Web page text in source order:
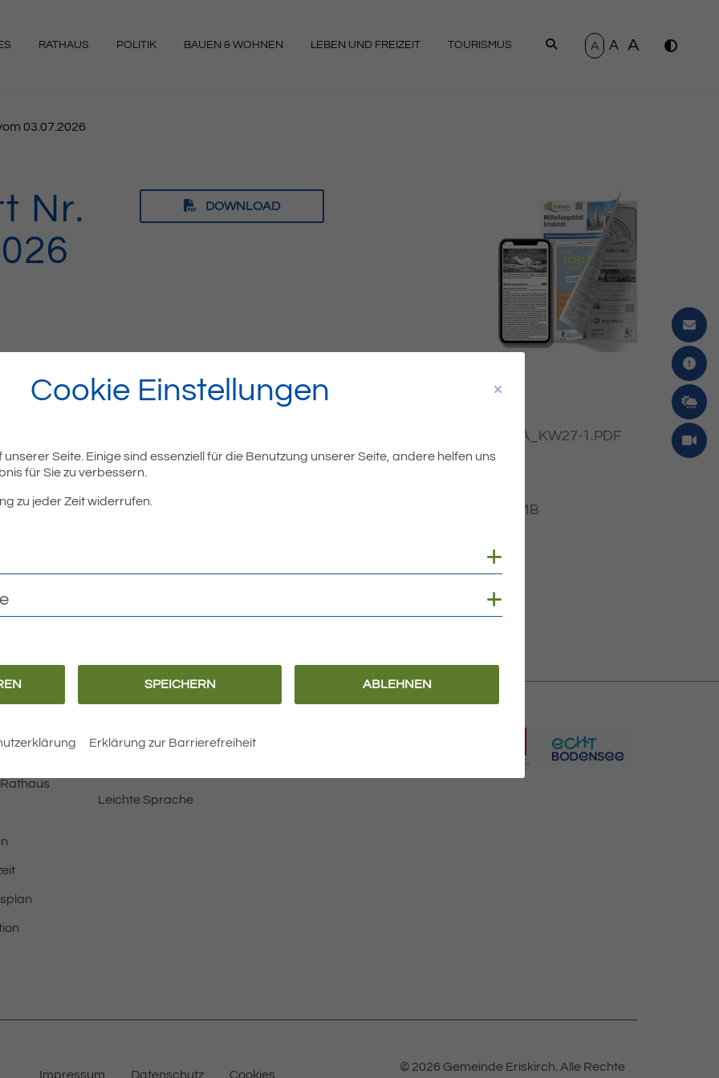
RATHAUS POLITIK BAUEN & WOHNEN LEBEN UND FREIZEIT TOURISMUS SUCHEN
A A A
03.07.2026
Nr.
DOWNLOAD
MIBLA_KW27-1.PDF
3.22 MB
Leichte Sprache
Impressum Datenschutz Cookies
© 2026 Gemeinde Eriskirch. Alle Rechte
Cookie Einstellungen
Seite. Einige sind essenziell für die Benutzung unserer Seite, andere helfen uns
für Sie zu verbessern.
zu jeder Zeit widerrufen.
SPEICHERN ABLEHNEN
Erklärung zur Barrierefreiheit